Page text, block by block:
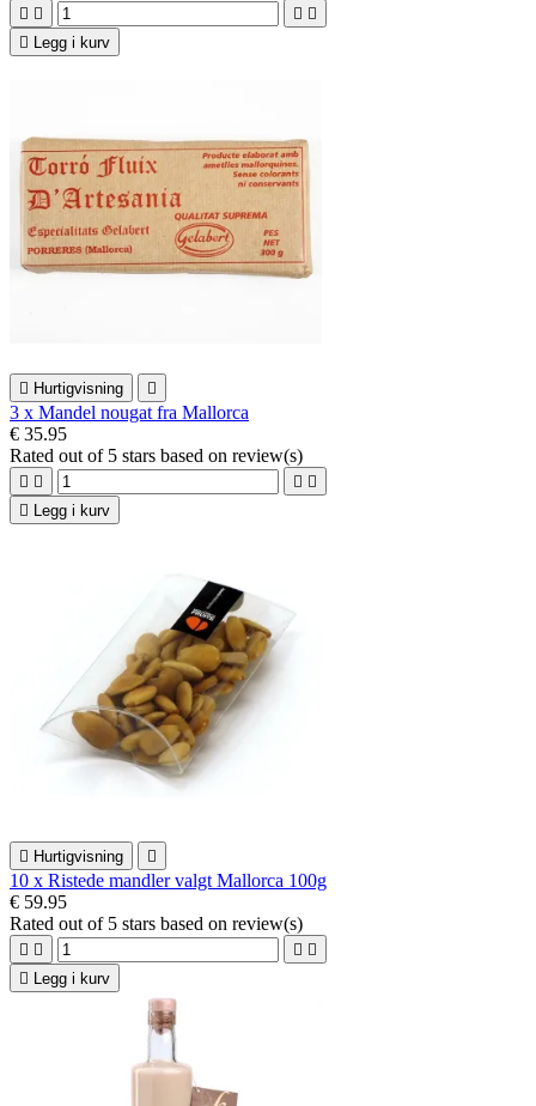
   
 Legg i kurv
 Hurtigvisning 
3 x Mandel nougat fra Mallorca
€ 35.95
Rated out of 5 stars based on review(s)
   
 Legg i kurv
 Hurtigvisning 
10 x Ristede mandler valgt Mallorca 100g
€ 59.95
Rated out of 5 stars based on review(s)
   
 Legg i kurv